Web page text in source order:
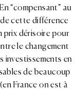
“compensant” au
cette différence
prix dérisoire pour
le changement
investissements en
de beaucoup
France on est à